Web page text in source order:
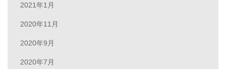
2021年1月
2020年11月
2020年9月
2020年7月